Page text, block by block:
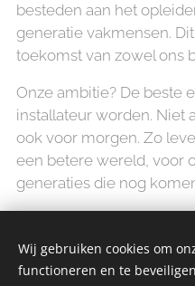
besteden aan het
generatie vakmensen.
toekomst van zowel ons
Onze ambitie? De beste
installateur worden. Niet
ook voor morgen. Zo
een betere wereld, voor
generaties die nog
Wij gebruiken cookies om
functioneren en te